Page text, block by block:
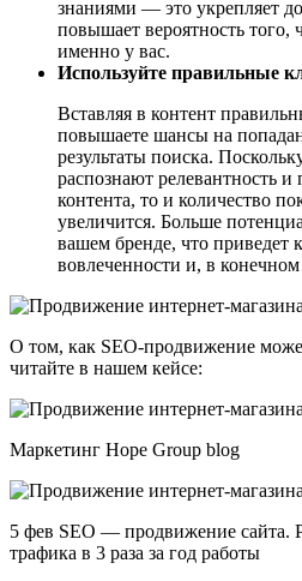
знаниями — это укрепляет
повышает вероятность того,
именно у вас.
Используйте правильные
Вставляя в контент
повышаете шансы на
результаты поиска.
распознают релевантность и
контента, то и количество
увеличится. Больше
вашем бренде, что приведет
вовлеченности и, в
О том, как SEO-продвижение
читайте в нашем кейсе:
Маркетинг Hope Group blog
5 фев SEO — продвижение сайта.
трафика в 3 раза за год работы